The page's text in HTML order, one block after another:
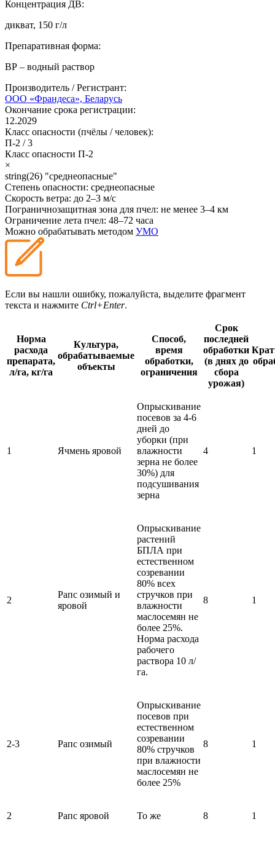
Концентрация ДВ:
дикват, 150 г/л
Препаративная форма:
ВР – водный раствор
Производитель / Регистрант:
ООО «Франдеса», Беларусь
Окончание срока регистрации:
12.2029
Класс опасности (пчёлы / человек):
П-2 /3
Класс опасности П-2
×
string(26) "среднеопасные"
Степень опасности: среднеопасные
Скорость ветра: до 2–3 м/с
Пограничнозащитная зона для пчел: не менее 3–4 км
Ограничение лета пчел: 48–72 часа
Можно обрабатывать методом УМО
Если вы нашли ошибку, пожалуйста, выделите фрагмент
текста и нажмите Ctrl+Enter.
Норма
расхода
препарата,
л/га, кг/га
Культура,
обрабатываемые
объекты
Способ,
время
обработки,
ограничения
Срок
последней
обработки
(в днях до
сбора
урожая)
1 Ячмень яровой
Опрыскивание
посевов за 4-6
дней до
уборки (при
влажности
зерна не более
30%) для
подсушивания
зерна
4 1
2
Рапс озимый и
яровой
Опрыскивание
растений
БПЛА при
естественном
созревании
80% всех
стручков при
влажности
маслосемян не
более 25%.
Норма расхода
рабочего
раствора 10 л/
га.
8 1
2-3 Рапс озимый
Опрыскивание
посевов при
естественном
созревании
80% стручков
при влажности
маслосемян не
более 25%
8 1
2 Рапс яровой То же 8 1